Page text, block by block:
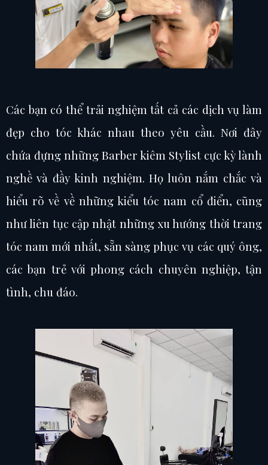
Các bạn có thể trải nghiệm tất cả các dịch vụ làm
đẹp cho tóc khác nhau theo yêu cầu. Nơi đây
chứa đựng những Barber kiêm Stylist cực kỳ lành
nghề và đầy kinh nghiệm. Họ luôn nắm chắc và
hiểu rõ về về những kiểu tóc nam cổ điển, cũng
như liên tục cập nhật những xu hướng thời trang
tóc nam mới nhất, sẵn sàng phục vụ các quý ông,
các bạn trẻ với phong cách chuyên nghiệp, tận
tình, chu đáo.